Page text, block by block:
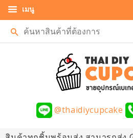
เมนู
ค้นหา
@thaidiycupcake